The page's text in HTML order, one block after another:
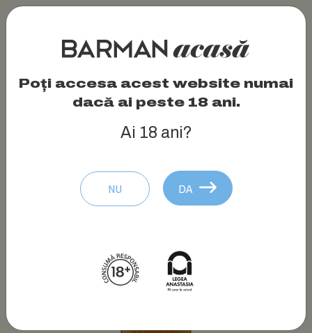
Poți accesa acest website numai
dacă ai peste 18 ani.
Ai 18 ani?
NU DA